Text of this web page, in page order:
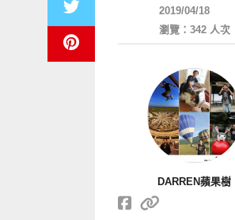
2019/04/18
瀏覽：342 人次
DARREN蘋果樹